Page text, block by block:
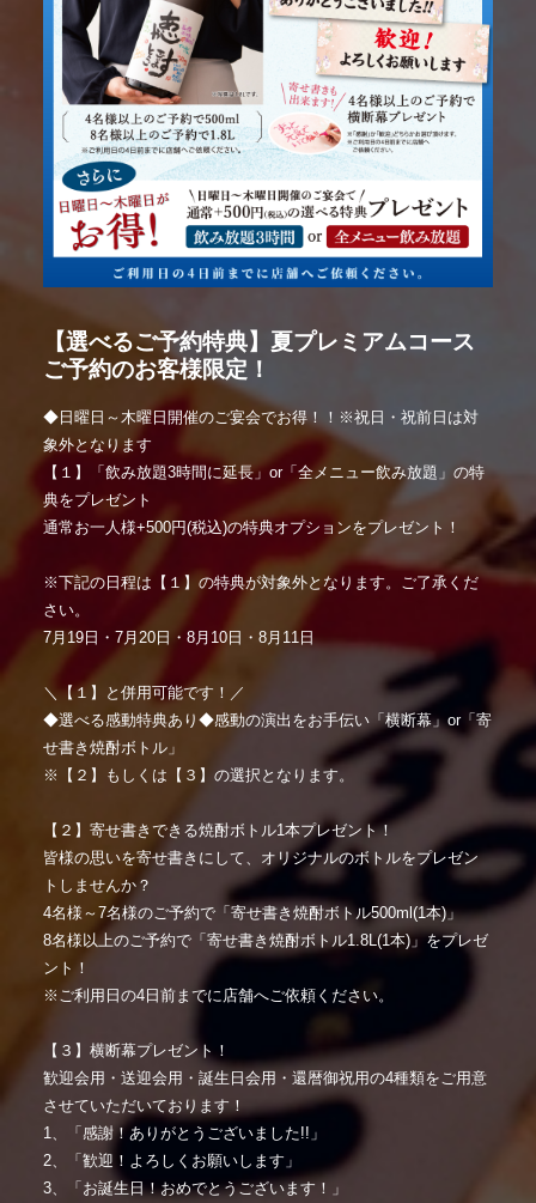
【選べるご予約特典】夏プレミアムコース
ご予約のお客様限定！
◆日曜日～木曜日開催のご宴会でお得！！※祝日・祝前日は対
象外となります
【１】「飲み放題3時間に延長」or「全メニュー飲み放題」の特
典をプレゼント
通常お一人様+500円(税込)の特典オプションをプレゼント！
※下記の日程は【１】の特典が対象外となります。ご了承くだ
さい。
7月19日・7月20日・8月10日・8月11日
＼【１】と併用可能です！／
◆選べる感動特典あり◆感動の演出をお手伝い「横断幕」or「寄
せ書き焼酎ボトル」
※【２】もしくは【３】の選択となります。
【２】寄せ書きできる焼酎ボトル1本プレゼント！
皆様の思いを寄せ書きにして、オリジナルのボトルをプレゼン
トしませんか？
4名様～7名様のご予約で「寄せ書き焼酎ボトル500ml(1本)」
8名様以上のご予約で「寄せ書き焼酎ボトル1.8L(1本)」をプレゼ
ント！
※ご利用日の4日前までに店舗へご依頼ください。
【３】横断幕プレゼント！
歓迎会用・送迎会用・誕生日会用・還暦御祝用の4種類をご用意
させていただいております！
1、「感謝！ありがとうございました!!」
2、「歓迎！よろしくお願いします」
3、「お誕生日！おめでとうございます！」